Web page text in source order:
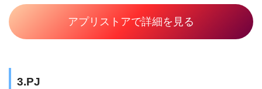
アプリストアで詳細を見る
3.PJ